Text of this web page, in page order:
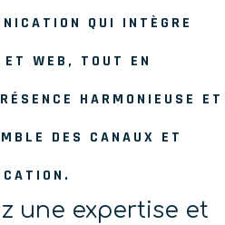
QUI INTÈGRE
WEB, TOUT EN
HARMONIEUSE ET
DES CANAUX ET
une expertise et